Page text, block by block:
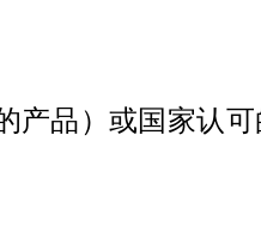
品）或国家认